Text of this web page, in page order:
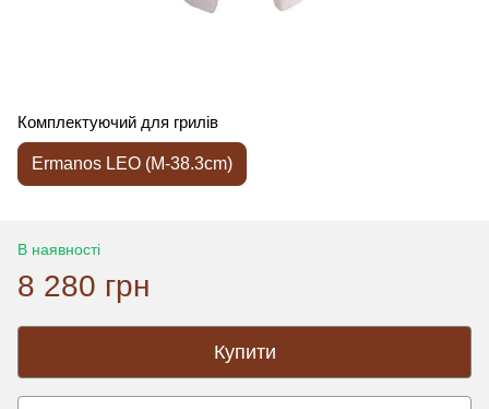
Комплектуючий для грилів
Ermanos LEO (M-38.3cm)
В наявності
8 280 грн
Купити